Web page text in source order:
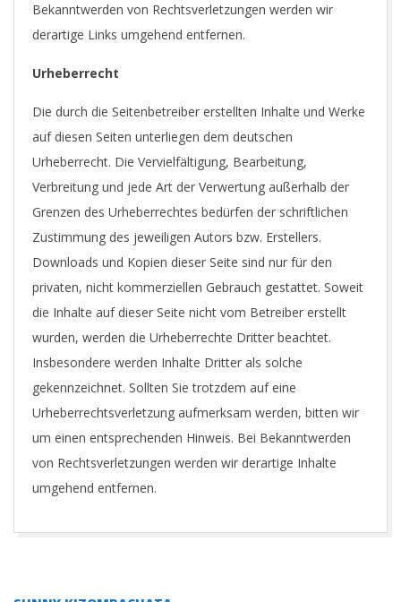
Bekanntwerden von Rechtsverletzungen werden wir
derartige Links umgehend entfernen.
Urheberrecht
Die durch die Seitenbetreiber erstellten Inhalte und Werke
auf diesen Seiten unterliegen dem deutschen
Urheberrecht. Die Vervielfältigung, Bearbeitung,
Verbreitung und jede Art der Verwertung außerhalb der
Grenzen des Urheberrechtes bedürfen der schriftlichen
Zustimmung des jeweiligen Autors bzw. Erstellers.
Downloads und Kopien dieser Seite sind nur für den
privaten, nicht kommerziellen Gebrauch gestattet. Soweit
die Inhalte auf dieser Seite nicht vom Betreiber erstellt
wurden, werden die Urheberrechte Dritter beachtet.
Insbesondere werden Inhalte Dritter als solche
gekennzeichnet. Sollten Sie trotzdem auf eine
Urheberrechtsverletzung aufmerksam werden, bitten wir
um einen entsprechenden Hinweis. Bei Bekanntwerden
von Rechtsverletzungen werden wir derartige Inhalte
umgehend entfernen.